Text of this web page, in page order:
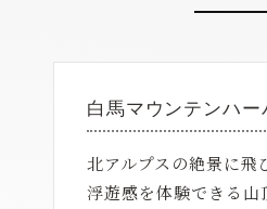
白馬マウンテンハー
北アルプスの絶景に飛
浮遊感を体験できる山